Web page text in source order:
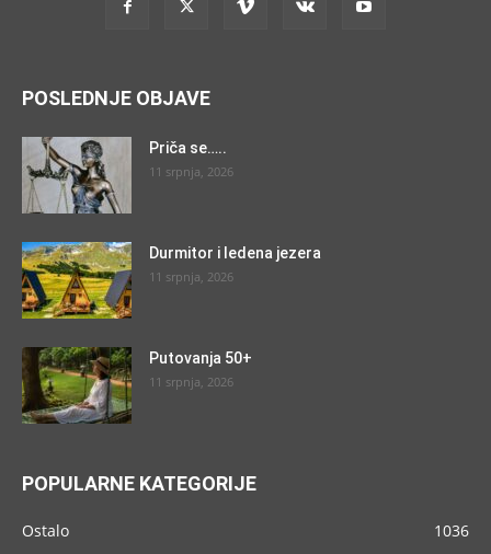
POSLEDNJE OBJAVE
Priča se…..
11 srpnja, 2026
Durmitor i ledena jezera
11 srpnja, 2026
Putovanja 50+
11 srpnja, 2026
POPULARNE KATEGORIJE
Ostalo
1036